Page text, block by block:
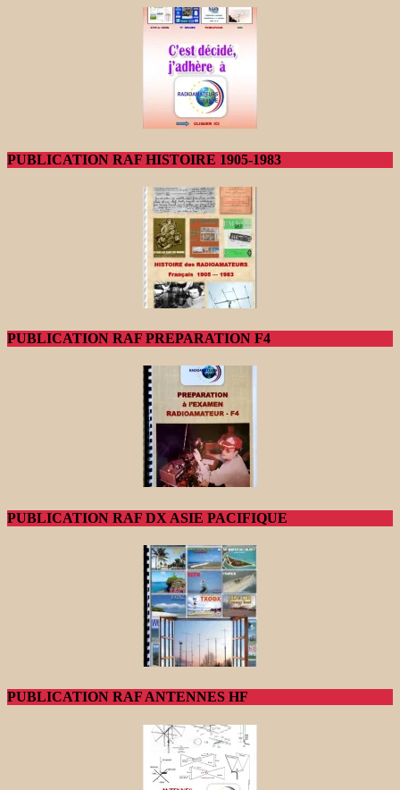
PUBLICATION RAF HISTOIRE 1905-1983
PUBLICATION RAF PREPARATION F4
PUBLICATION RAF DX ASIE PACIFIQUE
PUBLICATION RAF ANTENNES HF